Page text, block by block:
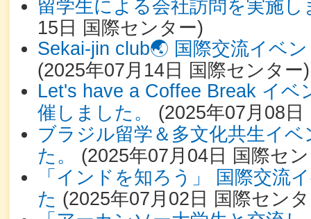
留学生による会社訪問を実施し
15日 国際センター)
Sekai-jin club🌏 国際交流イベ
(2025年07月14日 国際センター)
Let's have a Coffee Break イベ
催しました。
(2025年07月08日
ブラジル留学＆多文化共生イ
た。
(2025年07月04日 国際セ
「インドを知ろう」 国際交流
た (2025年07月02日 国際セン